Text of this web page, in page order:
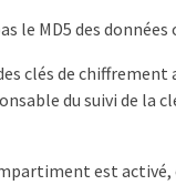
le MD5 des données
clés de
du suivi de la
est